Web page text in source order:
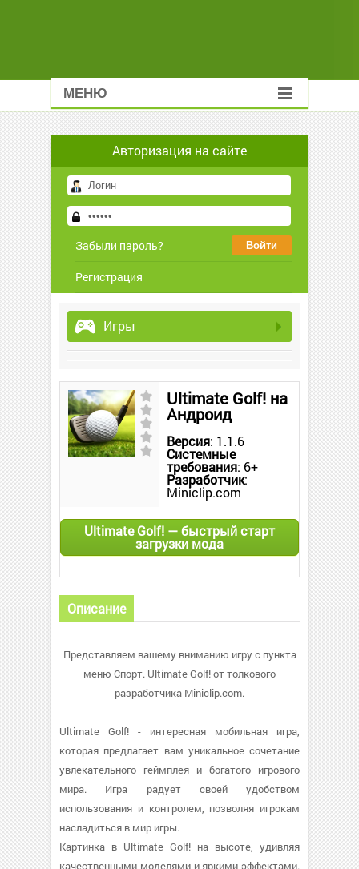
МЕНЮ
Авторизация на сайте
Забыли пароль?
Регистрация
Игры
Ultimate Golf! на
Андроид
Версия: 1.1.6
Системные
требования: 6+
Разработчик:
Miniclip.com
Ultimate Golf! — быстрый старт
загрузки мода
Описание
Представляем вашему вниманию игру с пункта
меню Спорт. Ultimate Golf! от толкового
разработчика Miniclip.com.
Ultimate Golf! - интересная мобильная игра,
которая предлагает вам уникальное сочетание
увлекательного геймплея и богатого игрового
мира. Игра радует своей удобством
использования и контролем, позволяя игрокам
насладиться в мир игры.
Картинка в Ultimate Golf! на высоте, удивляя
качественными моделями и яркими эффектами.